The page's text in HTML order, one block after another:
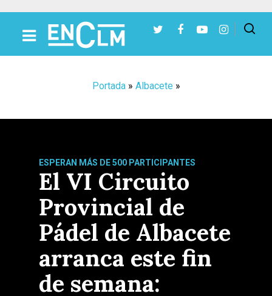
Portada» Albacete »
ESPERAN MÁS DE 500 PARTICIPANTES
El VI Circuito
Provincial de
Pádel de Albacete
arranca este fin
de semana: